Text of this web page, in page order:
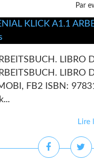
Par
LIBRO
LIBRO
FB2 ISBN:
Lire